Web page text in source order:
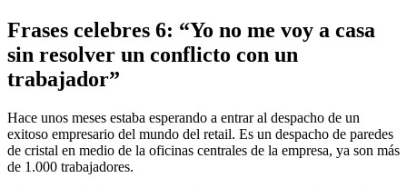
Frases celebres 6: “Yo no me voy a casa
sin resolver un conflicto con un
trabajador”
Hace unos meses estaba esperando a entrar al despacho de un
exitoso empresario del mundo del retail. Es un despacho de paredes
de cristal en medio de la oficinas centrales de la empresa, ya son más
de 1.000 trabajadores.